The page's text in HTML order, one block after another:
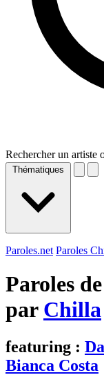
Rechercher un artiste
Thématiques
Paroles.net Paroles
Paroles
par Chilla
featuring :
Bianca Costa